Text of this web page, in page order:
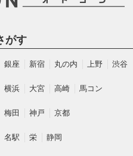
がす
銀座 新宿 丸の内 上野 渋谷
横浜 大宮 高崎 馬コン
梅田 神戸 京都
名駅 栄 静岡